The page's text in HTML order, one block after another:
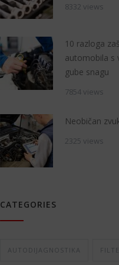
8332 views
10 razloga
automobila s
gube snagu
7854 views
Neobičan
2325 views
CATEGORIES
AUTODIJAGNOSTIKA